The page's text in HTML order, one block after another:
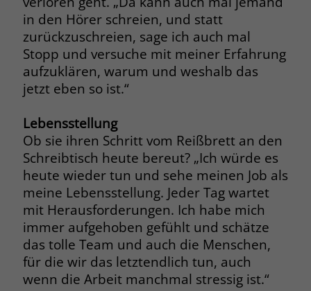
in den Hörer schreien, und statt
zurückzuschreien, sage ich auch mal
Stopp und versuche mit meiner Erfahrung
aufzuklären, warum und weshalb das
jetzt eben so ist.“
Lebensstellung
Ob sie ihren Schritt vom Reißbrett an den
Schreibtisch heute bereut? „Ich würde es
heute wieder tun und sehe meinen Job als
meine Lebensstellung. Jeder Tag wartet
mit Herausforderungen. Ich habe mich
immer aufgehoben gefühlt und schätze
das tolle Team und auch die Menschen,
für die wir das letztendlich tun, auch
wenn die Arbeit manchmal stressig ist.“
Name _fbp
Anbieter Facebook
Laufzeit 3 Monate
Zweck
die Werbe- und Analysebemühungen
von Facebook zurückzuführen. Dieses
Cookie ist ein Erstanbieter-Cookie, d. h.
Facebook platziert es, während ein
Verbraucher auf Facebook ist. Dieses
Cookie verfolgt die Besuche eines
Nutzers auf verschiedenen Websites
und meldet dieses Verhalten an
Facebook. Facebook kann dann die
gesammelten Daten nutzen, um den
Nutzer besser zu verstehen und